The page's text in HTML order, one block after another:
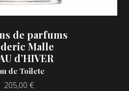
de parfums
Malle
d’HIVER
de Toilete
205,00 €